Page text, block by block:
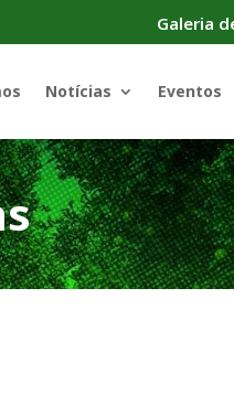
Galeria
Notícias Eventos